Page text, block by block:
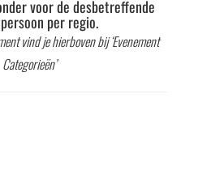
voor de desbetreffende
per regio.
vind je hierboven bij ‘Evenement
Categorieën’